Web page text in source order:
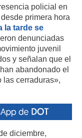
policial en
primera hora
la tarde se
denunciadas
juvenil
y señalan que el
abandonado el
las cerraduras»,
diciembre,